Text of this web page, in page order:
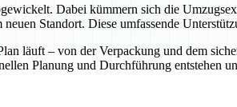
Dabei kümmern sich die
Standort. Diese umfassende
läuft – von der Verpackung und dem
Planung und Durchführung entstehen